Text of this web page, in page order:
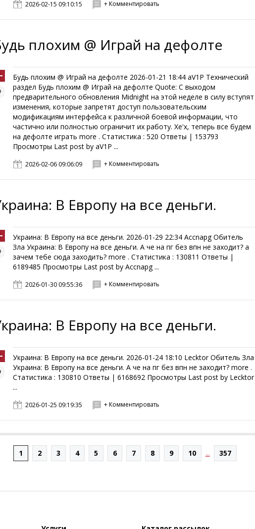
2026-02-15 09:10:15 + Комментировать
плохим @ Играй на дефолте
Будь плохим @ Играй на дефолте 2026-01-21 18:44 aV1P Технический
раздел Будь плохим @ Играй на дефолте Quote: С выходом
предварительного обновления Midnight на этой неделе в силу вступят
изменения, которые запретят доступ пользовательским
модификациям интерфейса к различной боевой информации, что
частично или полностью ограничит их работу. Хе'х, теперь все будем
на дефолте играть more . Статистика : 520 Ответы | 153793
Просмотры Last post by aV1P ...
2026-02-06 09:06:09 + Комментировать
В Европу на все деньги.
Украина: В Европу на все деньги. 2026-01-29 22:34 Accnapg Обитель
Зла Украина: В Европу на все деньги. А че на пг без впн не заходит? а
зачем тебе сюда заходить? more . Статистика : 130811 Ответы |
6189485 Просмотры Last post by Accnapg ...
2026-01-30 09:55:36 + Комментировать
В Европу на все деньги.
Украина: В Европу на все деньги. 2026-01-24 18:10 Lecktor Обитель Зла
Украина: В Европу на все деньги. А че на пг без впн не заходит? more .
Статистика : 130810 Ответы | 6168692 Просмотры Last post by Lecktor
...
2026-01-25 09:19:35 + Комментировать
1 2 3 4 5 6 7 8 9 10 ... 357